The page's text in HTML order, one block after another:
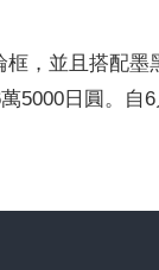
框，並且搭配墨
5000日圓。自